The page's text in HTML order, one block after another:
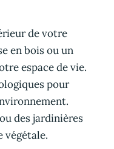
de votre
en bois ou un
espace de vie.
pour
des jardinières
végétale.